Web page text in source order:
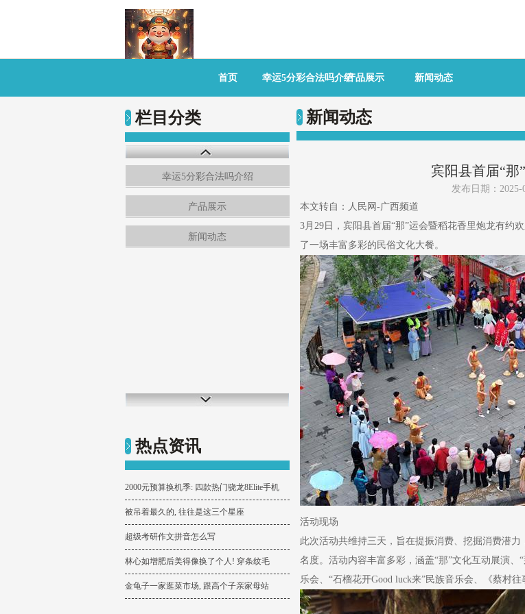
首页 幸运5分彩合法吗介绍产品展示 新闻动态
栏目分类
幸运5分彩合法吗介绍
产品展示
新闻动态
热点资讯
2000元预算换机季: 四款热门骁龙8Elite手机
被吊着最久的, 往往是这三个星座
超级考研作文拼音怎么写
林心如增肥后美得像换了个人! 穿条纹毛
金龟子一家逛菜市场, 跟高个子亲家母站
新闻动态
宾阳县首届“那
发布日期：
本文转自：人民网-广西频道
3月29日，宾阳县首届“那”运会暨稻花香里炮龙有约
了一场丰富多彩的民俗文化大餐。
活动现场
此次活动共维持三天，旨在提振消费、挖掘消费潜
名度。活动内容丰富多彩，涵盖“那”文化互动展演、
乐会、“石榴花开Good luck来”民族音乐会、《蔡村